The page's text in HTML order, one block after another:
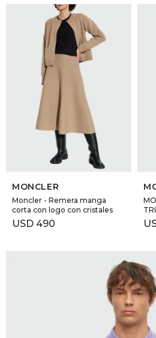
SELECCIONAR TALLE
MONCLER
Moncler - Remera manga
corta con logo con cristales
USD 490